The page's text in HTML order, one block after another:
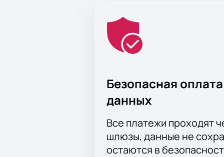
Безопасная
данных
Все платежи проходят
шлюзы, данные не
остаются в